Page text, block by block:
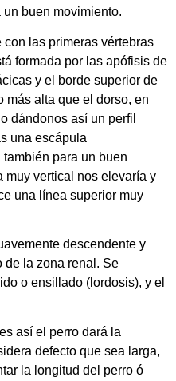
buen movimiento.
las primeras vértebras
formada por las apófisis de
y el borde superior de
más alta que el dorso, en
dándonos así un perfil
una escápula
para un buen
muy vertical nos elevaría y
una línea superior muy
descendente y
de la zona renal. Se
o ensillado (lordosis), y el
así el perro dará la
defecto que sea larga,
la longitud del perro ó